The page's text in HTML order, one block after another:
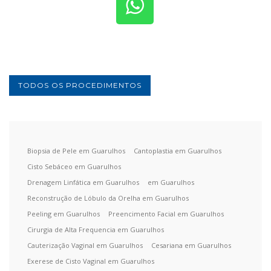
TODOS OS PROCEDIMENTOS
Biopsia de Pele em Guarulhos
Cantoplastia em Guarulhos
Cisto Sebáceo em Guarulhos
Drenagem Linfática em Guarulhos
em Guarulhos
Reconstrução de Lóbulo da Orelha em Guarulhos
Peeling em Guarulhos
Preencimento Facial em Guarulhos
Cirurgia de Alta Frequencia em Guarulhos
Cauterização Vaginal em Guarulhos
Cesariana em Guarulhos
Exerese de Cisto Vaginal em Guarulhos